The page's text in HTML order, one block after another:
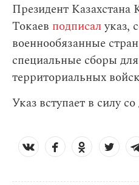
Президент
Токаев подписалуказ,
военнообязанные
специальные сборы
территориальных
Указ вступает в силу